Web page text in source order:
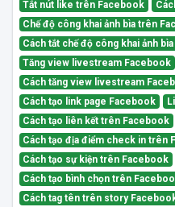
Tắt nút like trên Facebook
Chế độ công khai ảnh bìa trên
Cách tắt chế độ công khai ảnh
Tăng view livestream Facebook
Cách tăng view livestream
Cách tạo link page Facebook
Cách tạo liên kết trên Facebook
Cách tạo địa điểm check in trên
Cách tạo sự kiện trên Facebook
Cách tạo bình chọn trên
Cách tag tên trên story